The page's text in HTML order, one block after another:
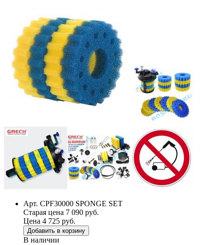
Арт. CPF30000 SPONGE SET
Старая цена 7 090 руб.
Цена 4 725 руб.
Добавить в корзину
В наличии